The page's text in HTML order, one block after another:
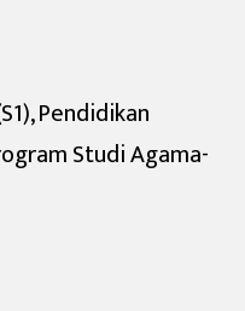
Pendidikan
Studi Agama-